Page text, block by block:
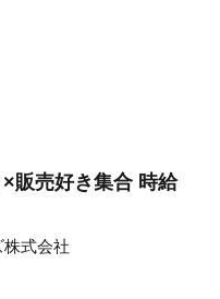
販売好き集合 時給
式会社